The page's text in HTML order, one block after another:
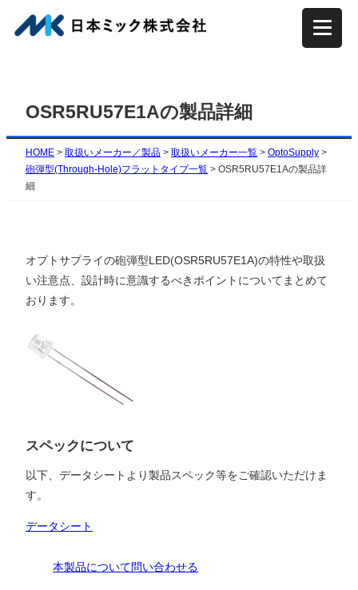
容
プ
OSR5RU57E1Aの製品詳細
HOME > 取扱いメーカー／製品 > 取扱いメーカー一覧 > OptoSupply >
砲弾型(Through-Hole)フラットタイプ一覧 > OSR5RU57E1Aの製品詳
細
オプトサプライの砲弾型LED(OSR5RU57E1A)の特性や取扱
い注意点、設計時に意識するべきポイントについてまとめて
おります。
スペックについて
以下、データシートより製品スペック等をご確認いただけま
す。
データシート
本製品について問い合わせる